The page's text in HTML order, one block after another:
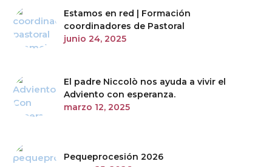
Estamos en red | Formación
coordinadores de Pastoral
junio 24, 2025
El padre Niccolò nos ayuda a vivir el
Adviento con esperanza.
marzo 12, 2025
Pequeprocesión 2026